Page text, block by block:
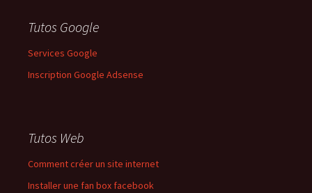
Tutos Google
Services Google
Inscription Google Adsense
Tutos Web
Comment créer un site internet
Installer une fan box facebook